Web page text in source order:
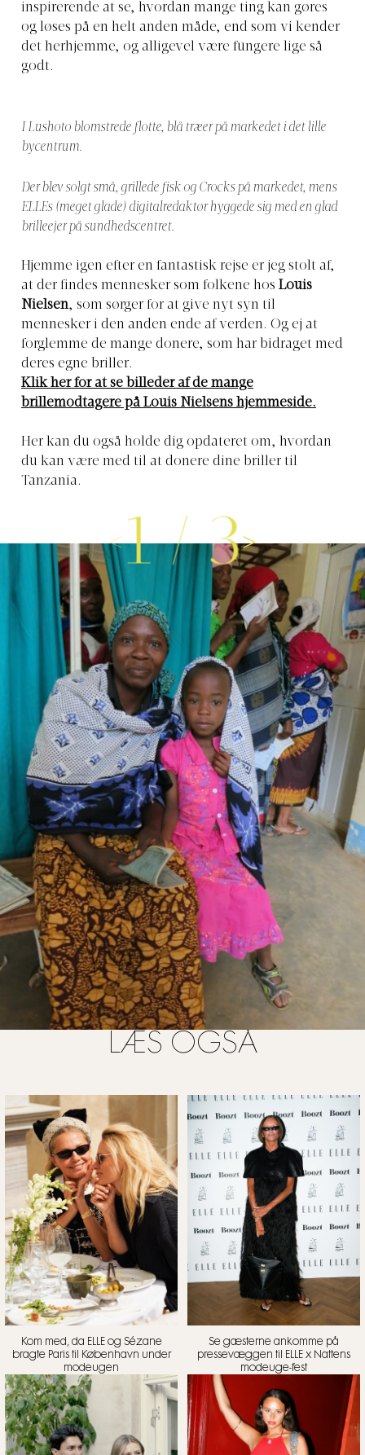
inspirerende at se, hvordan mange ting kan gøres
og løses på en helt anden måde, end som vi kender
det herhjemme, og alligevel være fungere lige så
godt.
I Lushoto blomstrede flotte, blå træer på markedet i det lille
bycentrum.
Der blev solgt små, grillede fisk og Crocks på markedet, mens
ELLEs (meget glade) digitalredaktør hyggede sig med en glad
brilleejer på sundhedscentret.
Hjemme igen efter en fantastisk rejse er jeg stolt af,
at der findes mennesker som folkene hos Louis
Nielsen, som sørger for at give nyt syn til
mennesker i den anden ende af verden. Og ej at
forglemme de mange donere, som har bidraget med
deres egne briller.
Klik her for at se billeder af de mange
brillemodtagere på Louis Nielsens hjemmeside.
Her kan du også holde dig opdateret om, hvordan
du kan være med til at donere dine briller til
Tanzania.
1/3
LÆS OGSÅ
Kom med, da ELLE og Sézane
bragte Paris til København under
modeugen
Se gæsterne ankomme på
pressevæggen til ELLE x Nattens
modeuge-fest